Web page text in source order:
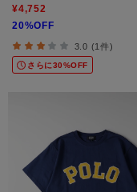
¥4,752
20%OFF
3.0 (1件)
さらに30%OFF